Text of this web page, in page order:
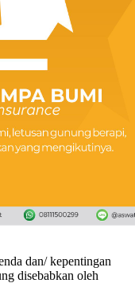
dan/ kepentingan
disebabkan oleh